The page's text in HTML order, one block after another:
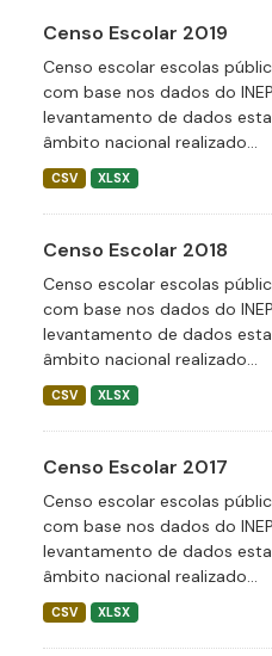
Censo Escolar 2019
Censo escolar escolas
com base nos dados do
levantamento de dados
âmbito nacional realizado...
CSV XLSX
Censo Escolar 2018
Censo escolar escolas
com base nos dados do
levantamento de dados
âmbito nacional realizado...
CSV XLSX
Censo Escolar 2017
Censo escolar escolas
com base nos dados do
levantamento de dados
âmbito nacional realizado...
CSV XLSX